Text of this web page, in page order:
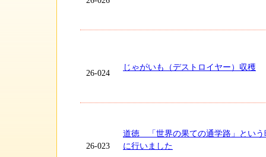
26-024
じゃがいも（デストロイヤー）収穫
26-023
道徳 「世界の果ての通学路」という
に行いました